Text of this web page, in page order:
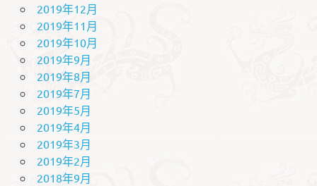
2019年12月
2019年11月
2019年10月
2019年9月
2019年8月
2019年7月
2019年5月
2019年4月
2019年3月
2019年2月
2018年9月